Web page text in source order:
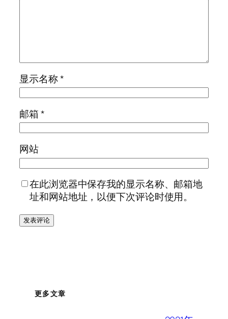
显示名称*
邮箱*
网站
在此浏览器中保存我的显示名称、邮箱地
址和网站地址，以便下次评论时使用。
更多文章